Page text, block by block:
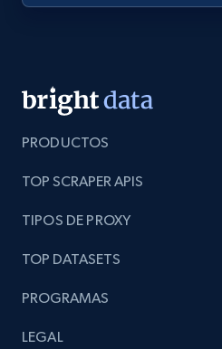
PRODUCTOS
TOP SCRAPER APIS
TIPOS DE PROXY
TOP DATASETS
PROGRAMAS
LEGAL